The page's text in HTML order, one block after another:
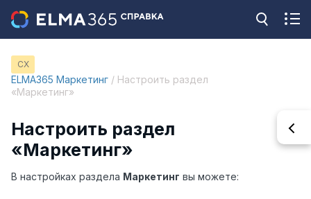
CX
ELMA365 Маркетинг / Настроить раздел
«Маркетинг»
Настроить раздел
«Маркетинг»
В настройках раздела Маркетинг вы можете: